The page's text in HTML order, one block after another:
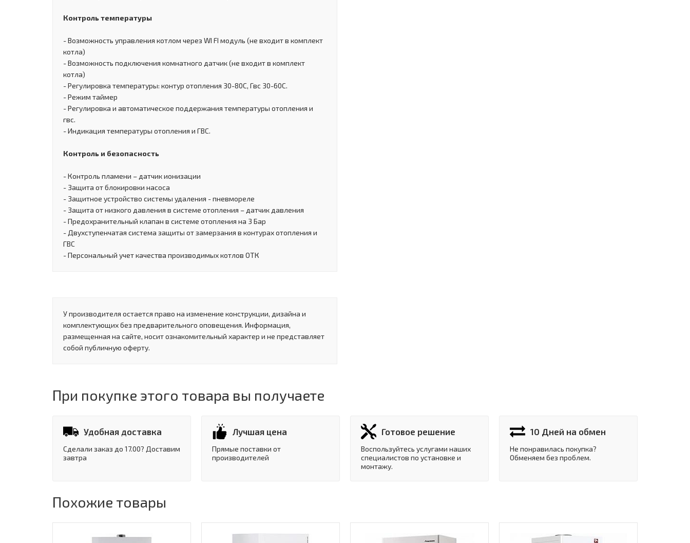
Контроль температуры
- Возможность управления котлом через WI FI модуль (не входит в комплект
котла)
- Возможность подключения комнатного датчик (не входит в комплект
котла)
- Регулировка температуры: контур отопления 30-80С, Гвс 30-60С.
- Режим таймер
- Регулировка и автоматическое поддержания температуры отопления и
гвс.
- Индикация температуры отопления и ГВС.
Контроль и безопасность
- Контроль пламени – датчик ионизации
- Защита от блокировки насоса
- Защитное устройство системы удаления - пневмореле
- Защита от низкого давления в системе отопления – датчик давления
- Предохранительный клапан в системе отопления на 3 Бар
- Двухступенчатая система защиты от замерзания в контурах отопления и
ГВС
- Персональный учет качества производимых котлов ОТК
У производителя остается право на изменение конструкции, дизайна и
комплектующих без предварительного оповещения. Информация,
размещенная на сайте, носит ознакомительный характер и не представляет
собой публичную оферту.
При покупке этого товара вы получаете
Удобная доставка
Сделали заказ до 17.00? Доставим
завтра
Лучшая цена
Прямые поставки от
производителей
Готовое решение
Воспользуйтесь услугами наших
специалистов по установке и
монтажу.
10 Дней на обмен
Не понравилась покупка?
Обменяем без проблем.
Похожие товары